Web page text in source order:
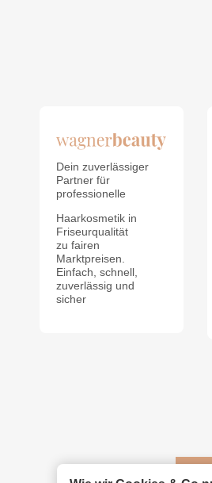
Dein zuverlässiger
Partner für
professionelle
Haarkosmetik in
Friseurqualität
zu fairen
Marktpreisen.
Einfach, schnell,
zuverlässig und
sicher